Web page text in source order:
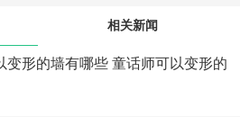
相关新闻
变形的墙有哪些 童话师可以变形的